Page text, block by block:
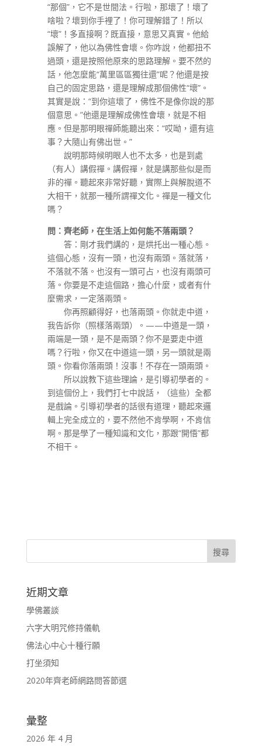
“那個”，它不是世間法。行啦，那壞了！壞了
啥啦？壞到你手裡了！你可理解錯了！所以
“壞”！多直接啊？既直接，意思又真實。他給
誤解了，他以為佛性會壞。你咋說，他都扭不
過頭，還是按照他原來的思路理解。要不然的
話，他怎麼能“萬里區區獨往還”呢？他還是按
自己的固定思路，還是理解成那個佛性“壞”。
其實是說：“到你這壞了，佛性不是像你說的那
個意思。”他還是理解成佛性會壞，就是不相
應。但是那明眼禪師能聽出來：“哎呦，還有這
事？大隨山有佛出世。”
說明那時候明眼人也不太多，也是到處
（有人）講假禪。講假禪，就是講那些似是而
非的禪。聽起來非常好聽，實際上與解脫道不
大相干，就那一種所謂禪文化。禪是一種文化
嗎？
問：齊老師，在生活上如何能不落兩頭？
答：剛才我們講的，是烘托出一種心態。
這個心態，沒有一頭，也沒有兩頭。落就落，
不落就不落。也沒有一頭可占，也沒有兩頭可
落。你要是不走這個路，擔心什麼，或者有什
麼需求，一定落兩頭。
你再照顧得好，也落兩頭。你就走中道，
我告訴你（照樣落兩頭）。——中道是一頭，
兩端是一頭，是不是兩頭？你不是要走中道
嗎？行啦，你又在中道這一頭，另一頭就是兩
頭。你看你落兩頭！沒事！不存在一頭兩頭。
所以說教下這些理論，是引導初學者的。
到這個份上，我們打七中說話，（這些）全都
是戲論。引導初學者的話很有道理，聽起來邏
輯上完全成立的，要不然他不肯學啊，不肯信
啊。那是學了一種知識和文化，那跟“開悟”都
不相干。
近期文章
學佛叢談
六字大明咒修持儀軌
佛法心中心十種行願
打坐須知
2020年齊老師網路問答節選
彙整
2026 年 4 月